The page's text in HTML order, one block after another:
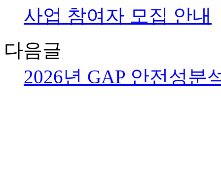
사업 참여자 모집 안내
다음글
2026년 GAP 안전성분